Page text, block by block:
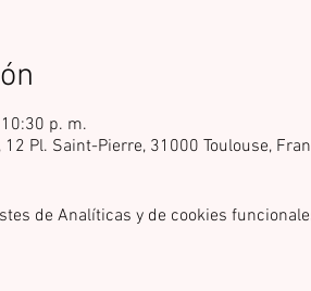
p. m.
Pl. Saint-Pierre, 31000 Toulouse,
de Analíticas y de cookies